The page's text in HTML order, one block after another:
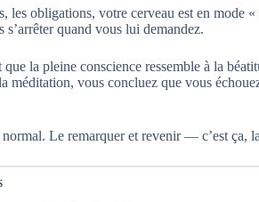
les obligations, votre cerveau est en mode
quand vous lui demandez.
la pleine conscience ressemble à la
méditation, vous concluez que vous
normal. Le remarquer et revenir — c’est ça,